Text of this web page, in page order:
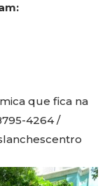
que fica na
4264 /